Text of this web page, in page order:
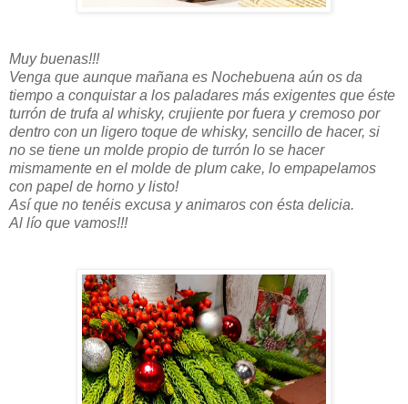
Muy buenas!!!
Venga que aunque mañana es Nochebuena aún os da
tiempo a conquistar a los paladares más exigentes que éste
turrón de trufa al whisky, crujiente por fuera y cremoso por
dentro con un ligero toque de whisky, sencillo de hacer, si
no se tiene un molde propio de turrón lo se hacer
mismamente en el molde de plum cake, lo empapelamos
con papel de horno y listo!
Así que no tenéis excusa y animaros con ésta delicia.
Al lío que vamos!!!